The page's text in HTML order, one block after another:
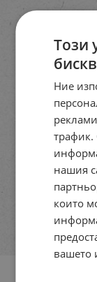
Този
Ние
трафик.
нашия
които
вашето